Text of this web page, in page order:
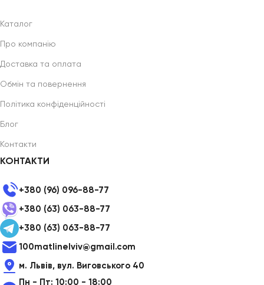
Каталог
Про компанію
Доставка та оплата
Обмін та повернення
Політика конфіденційності
Блог
Контакти
КОНТАКТИ
+380 (96) 096-88-77
+380 (63) 063-88-77
+380 (63) 063-88-77
100matlinelviv@gmail.com
м. Львів, вул. Виговського 40
Пн - Пт: 10:00 - 18:00